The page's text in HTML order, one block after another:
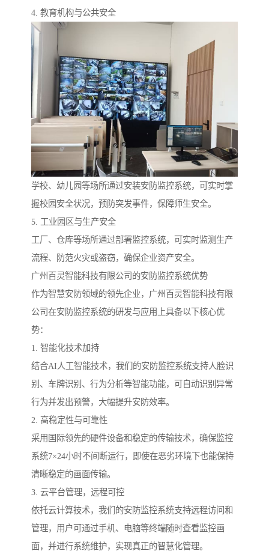
4. 教育机构与公共安全
学校、幼儿园等场所通过安装安防监控系统，可实时掌
握校园安全状况，预防突发事件，保障师生安全。
5. 工业园区与生产安全
工厂、仓库等场所通过部署监控系统，可实时监测生产
流程、防范火灾或盗窃，确保企业资产安全。
广州百灵智能科技有限公司的安防监控系统优势
作为智慧安防领域的领先企业，广州百灵智能科技有限
公司在安防监控系统的研发与应用上具备以下核心优
势：
1. 智能化技术加持
结合AI人工智能技术，我们的安防监控系统支持人脸识
别、车牌识别、行为分析等智能功能，可自动识别异常
行为并发出预警，大幅提升安防效率。
2. 高稳定性与可靠性
采用国际领先的硬件设备和稳定的传输技术，确保监控
系统7×24小时不间断运行，即使在恶劣环境下也能保持
清晰稳定的画面传输。
3. 云平台管理，远程可控
依托云计算技术，我们的安防监控系统支持远程访问和
管理，用户可通过手机、电脑等终端随时查看监控画
面，并进行系统维护，实现真正的智慧化管理。